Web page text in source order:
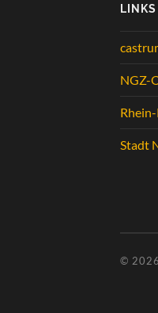
LINKS
NGZ-
Stadt
© 2026